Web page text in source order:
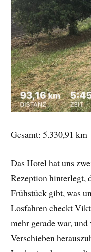
Gesamt: 5.330,91 km
Das Hotel hat uns
Rezeption hinterlegt,
Frühstück gibt, was
Losfahren checkt
mehr gerade war,
Verschieben